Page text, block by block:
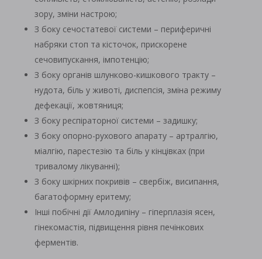
зору, зміни настрою;
З боку сечостатевої системи – периферичні
набряки стоп та кісточок, прискорене
сечовипускання, імпотенцію;
З боку органів шлунково-кишкового тракту –
нудота, біль у животі, диспепсія, зміна режиму
дефекації, жовтяниця;
З боку респіраторної системи – задишку;
З боку опорно-рухового апарату – артралгію,
міалгію, парестезію та біль у кінцівках (при
тривалому лікуванні);
З боку шкірних покривів – свербіж, висипання,
багатоформну еритему;
Інші побічні дії Амлодипіну – гіперплазія ясен,
гінекомастія, підвищення рівня печінкових
ферментів.